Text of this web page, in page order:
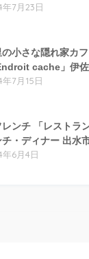
年7月23日
の小さな隠れ家カ
cache」伊
7月15日
ンチ 「レストラ
チ・ディナー 出水
年6月4日